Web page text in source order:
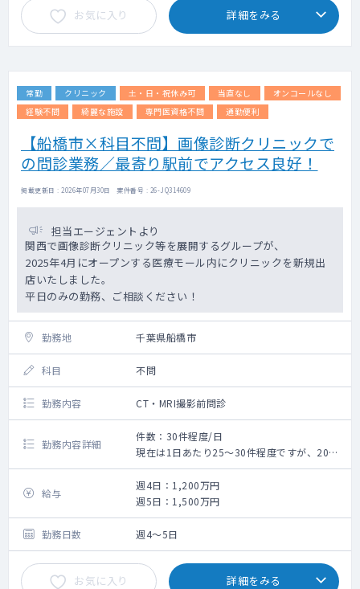
・外来は系列クリニックで行っておりますの
で、病棟業務に専念できます。
お気に入り 詳細をみる
常勤 クリニック 土・日・祝休み可 当直なし
オンコールなし
経験不問
綺麗な施設 専門医資格不問 通勤便利
【船橋市×科目不問】画像診断クリニックで
の問診業務／最寄り駅前でアクセス良好！
掲載更新日 : 2026年07月30日 案件番号 : 26-JQ314609
担当エージェントより
関西で画像診断クリニック等を展開するグループが、
2025年4月にオープンする医療モール内にクリニックを新規出
店いたしました。
平日のみの勤務、ご相談ください！
勤務地 千葉県船橋市
科目 不問
勤務内容 CT・MRI撮影前問診
勤務内容詳細
件数：30件程度/日
現在は1日あたり25～30件程度ですが、2026
年夏・秋ごろより医療モールのテナントが埋
まり始めるため
1日あたり35件程度の件数を目指していきま
す。
整形外科、頭部領域の患者様が多いです。
給与
週4日：1,200万円
週5日：1,500万円
勤務日数 週4～5日
お気に入り 詳細をみる